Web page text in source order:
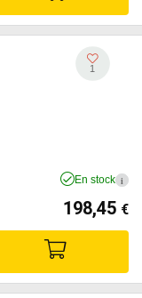
1
En stock i
198,45 €